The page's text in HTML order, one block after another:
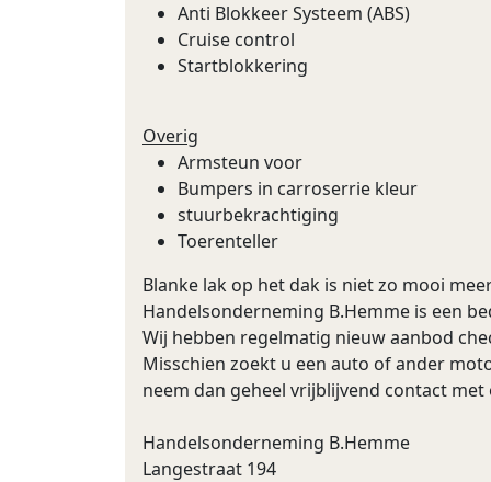
Anti Blokkeer Systeem (ABS)
Cruise control
Startblokkering
Overig
Armsteun voor
Bumpers in carroserrie kleur
stuurbekrachtiging
Toerenteller
Blanke lak op het dak is niet zo mooi
Handelsonderneming B.Hemme is een
Wij hebben regelmatig nieuw aanbod
Misschien zoekt u een auto of ander
neem dan geheel vrijblijvend contact
Handelsonderneming B.Hemme
Langestraat 194